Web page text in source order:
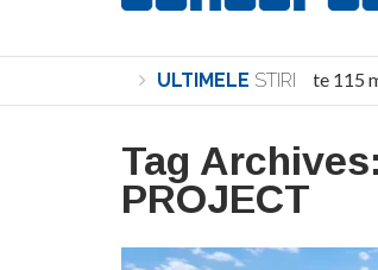
ULTIMELE STIRI
Investiție de peste 115
Tag Archives:
PROJECT